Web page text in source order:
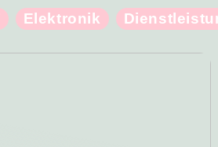
Elektronik